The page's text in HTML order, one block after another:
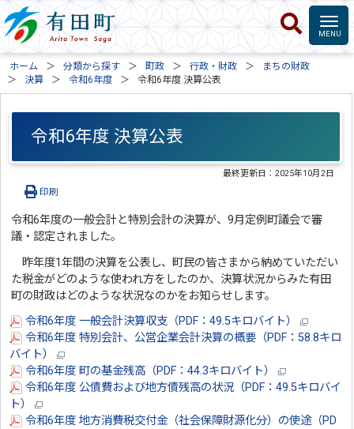
ホーム 分類から探す 町政 行政・財政
まちの財政
決算
令和6年度 令和6年度 決算公表
令和6年度 決算公表
最終更新日：2025年10月2日
印刷
令和6年度の一般会計と特別会計の決算が、9月定例町議会で審
議・認定されました。
昨年度1年間の決算を公表し、町民の皆さまから納めていただい
た税金がどのような使われ方をしたのか、決算状況からみた有田
町の財政はどのような状況なのかをお知らせします。
令和6年度 一般会計決算収支（PDF：49.5キロバイト）
令和6年度 特別会計、公営企業会計決算の概要（PDF：58.8キロ
バイト）
令和6年度 町の基金残高（PDF：44.3キロバイト）
令和6年度 公債費および地方債残高の状況（PDF：49.5キロバイ
ト）
令和6年度 地方消費税交付金（社会保障財源化分）の使途（PD